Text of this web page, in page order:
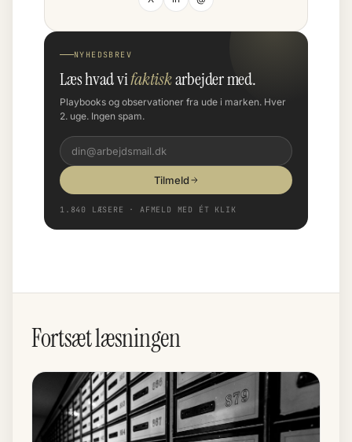
NYHEDSBREV
Læs hvad vifaktiskarbejder med.
Playbooks og observationer fra ude i marken. Hver
2. uge. Ingen spam.
Tilmeld
1.840 LÆSERE · AFMELD MED ÉT KLIK
Fortsæt læsningen